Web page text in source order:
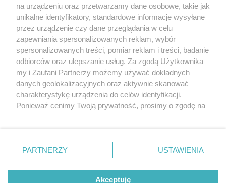
O FIRMIE POLITYKA PRYWATNOŚCI HOSTING
REKLAMA WSPÓŁPRACA RSS FACEBOOK KONTAKT
Nasze serwisy
Aktualności
Tcz24
Historia miasta
Muzyka i kultura
Archiwum wydarzeń
Zdjęcia miasta
na urządzeniu oraz przetwarzamy dane osobowe, takie jak
unikalne identyfikatory, standardowe informacje wysyłane
przez urządzenie czy dane przeglądania w celu
zapewniania spersonalizowanych reklam, wybór
spersonalizowanych treści, pomiar reklam i treści, badanie
odbiorców oraz ulepszanie usług. Za zgodą Użytkownika
my i Zaufani Partnerzy możemy używać dokładnych
danych geolokalizacyjnych oraz aktywnie skanować
charakterystykę urządzenia do celów identyfikacji.
Ponieważ cenimy Twoją prywatność, prosimy o zgodę na
znajdujący się w lewym dolnym rogu strony
. Niektóre
PARTNERZY USTAWIENIA
Akceptuję